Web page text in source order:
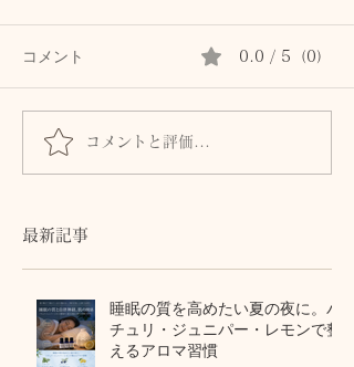
春分の日という「バラン
ス」の日
コメント 0.0 / 5（0）
コメントと評価...
最新記事
睡眠の質を高めたい夏の夜に。パ
チュリ・ジュニパー・レモンで整
えるアロマ習慣